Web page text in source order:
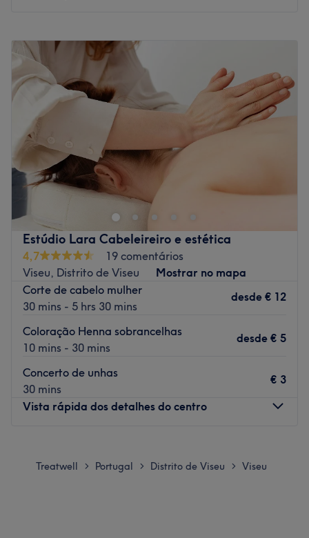
Terça-feira
Quarta-feira
Quinta-feira
10:00 18:00
Sexta-feira
10:00–18:00
Sábado
–14:00
Domingo
Fechado
Beleza Brasileira encontra-se em Viseu. Neste salão
oferecem os melhores tratamentos para cuidar de si e
desfrutar duma experiência inolvidável!
Transporte público mais próximo
A 3 minutos a pé da paragem de autocarro Escola Grão
Vasco.
A equipa
Uma equipa qualificada e experiente, especializada nas
O que mais gostamos
Especializados em:
Marcas e produtos utilizados:
Extras:
Estúdio Lara Cabeleireiro e estética
4,7
19 comentários
Viseu, Distrito de Viseu
Mostrar no mapa
Corte de cabelo mulher
30 mins - 5 hrs 30 mins
desde € 12
Coloração Henna sobrancelhas
10 mins - 30 mins
desde € 5
Concerto de unhas
30 mins
€ 3
Vista rápida dos detalhes do centro
Terça-feira
09:00 18:00
Treatwell > Portugal > Distrito de Viseu > Viseu